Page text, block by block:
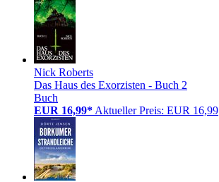
Nick Roberts
Das Haus des Exorzisten - Buch 2
Buch
EUR 16,99* Aktueller Preis: EUR 16,99